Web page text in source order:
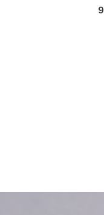
9